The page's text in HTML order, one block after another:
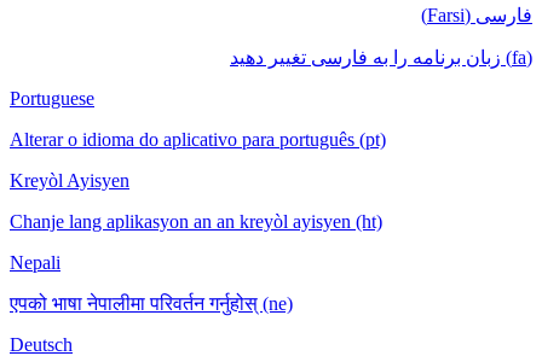
فارسی (Farsi)
(fa) زبان برنامه را به فارسی تغییر دهید
Portuguese
Alterar o idioma do aplicativo para português (pt)
Kreyòl Ayisyen
Chanje lang aplikasyon an an kreyòl ayisyen (ht)
Nepali
एपको भाषा नेपालीमा परिवर्तन गर्नुहोस् (ne)
Deutsch